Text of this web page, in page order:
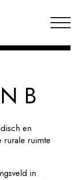
B
en
rurale ruimte
in